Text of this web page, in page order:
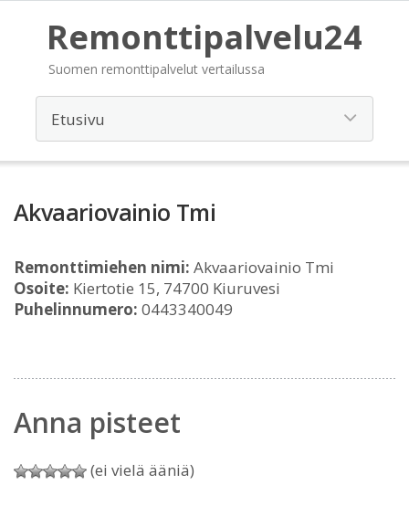
Remonttipalvelu24
Suomen remonttipalvelut vertailussa
Akvaariovainio Tmi
Remonttimiehen nimi: Akvaariovainio Tmi
Osoite: Kiertotie 15, 74700 Kiuruvesi
Puhelinnumero: 0443340049
Anna pisteet
(ei vielä ääniä)